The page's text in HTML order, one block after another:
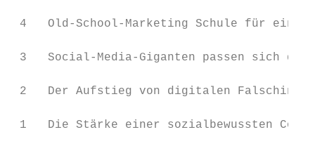
4   Old-School-Marketing Schule für
3   Social-Media-Giganten passen sich
2   Der Aufstieg von digitalen
1   Die Stärke einer sozialbewussten